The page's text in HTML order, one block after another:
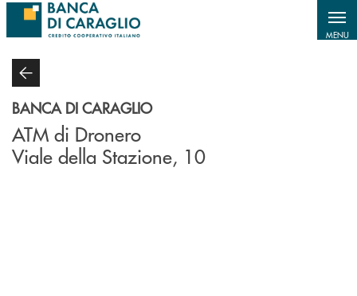
Salta al contenuto principale
MENU
BANCA DI CARAGLIO
ATM di Dronero
Viale della Stazione, 10